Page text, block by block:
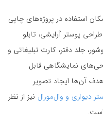
استفاده در پروژه‌های چاپی
پوستر آرایشی، تابلو
جلد دفتر، کارت تبلیغاتی و
نمایشگاهی قابل
آن‌ها ایجاد تصویر
دیواری و وال‌مورال نیز از نظر